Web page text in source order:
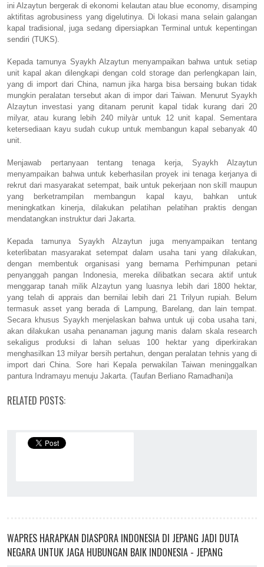
ini Alzaytun bergerak di ekonomi kelautan atau blue economy, disamping
aktifitas agrobusiness yang digelutinya. Di lokasi mana selain galangan
kapal tradisional, juga sedang dipersiapkan Terminal untuk kepentingan
sendiri (TUKS).
Kepada tamunya Syaykh Alzaytun menyampaikan bahwa untuk setiap
unit kapal akan dilengkapi dengan cold storage dan perlengkapan lain,
yang di import dari China, namun jika harga bisa bersaing bukan tidak
mungkin peralatan tersebut akan di impor dari Taiwan. Menurut Syaykh
Alzaytun investasi yang ditanam perunit kapal tidak kurang dari 20
milyar, atau kurang lebih 240 milyàr untuk 12 unit kapal. Sementara
ketersediaan kayu sudah cukup untuk membangun kapal sebanyak 40
unit.
Menjawab pertanyaan tentang tenaga kerja, Syaykh Alzaytun
menyampaikan bahwa untuk keberhasilan proyek ini tenaga kerjanya di
rekrut dari masyarakat setempat, baik untuk pekerjaan non skill maupun
yang berketrampilan membangun kapal kayu, bahkan untuk
meningkatkan kinerja, dilakukan pelatihan pelatihan praktis dengan
mendatangkan instruktur dari Jakarta.
Kepada tamunya Syaykh Alzaytun juga menyampaikan tentang
keterlibatan masyarakat setempat dalam usaha tani yang dilakukan,
dengan membentuk organisasi yang bernama Perhimpunan petani
penyanggah pangan Indonesia, mereka dilibatkan secara aktif untuk
menggarap tanah milik Alzaytun yang luasnya lebih dari 1800 hektar,
yang telah di apprais dan bernilai lebih dari 21 Trilyun rupiah. Belum
termasuk asset yang berada di Lampung, Barelang, dan lain tempat.
Secara khusus Syaykh menjelaskan bahwa untuk uji coba usaha tani,
akan dilakukan usaha penanaman jagung manis dalam skala research
sekaligus produksi di lahan seluas 100 hektar yang diperkirakan
menghasilkan 13 milyar bersih pertahun, dengan peralatan tehnis yang di
import dari China. Sore hari Kepala perwakilan Taiwan meninggalkan
pantura Indramayu menuju Jakarta. (Taufan Berliano Ramadhani)a
RELATED POSTS:
WAPRES HARAPKAN DIASPORA INDONESIA DI JEPANG JADI DUTA
NEGARA UNTUK JAGA HUBUNGAN BAIK INDONESIA - JEPANG